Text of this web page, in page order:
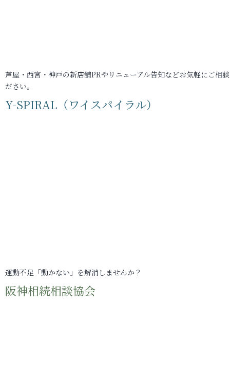
芦屋・西宮・神戸の新店舗PRやリニューアル告知などお気軽にご相
ださい。
Y-SPIRAL（ワイスパイラル）
運動不足「動かない」を解消しませんか？
阪神相続相談協会